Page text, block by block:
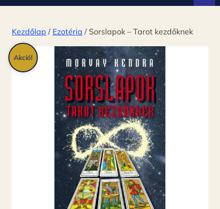
Kezdőlap / Ezotéria / Sorslapok – Tarot kezdőknek
Akció!